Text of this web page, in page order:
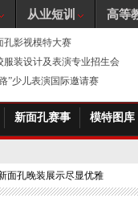
孔影视模特大赛
服装设计及表演专业招生会
”少儿表演国际邀请赛
新面孔赛事 模特图库
面孔晚装展示尽显优雅
从业短训 高等